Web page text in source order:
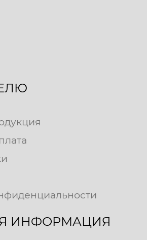
ИНФОРМАЦИЯ